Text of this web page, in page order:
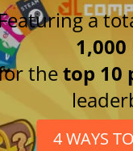
a
1,000
thetop 10
4 WAYS